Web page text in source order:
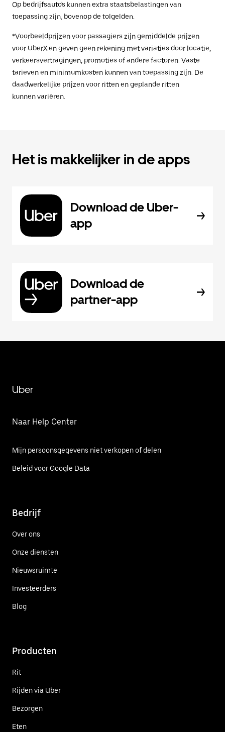
Op bedrijfsauto's kunnen extra staatsbelastingen van
toepassing zijn, bovenop de tolgelden.
*Voorbeeldprijzen voor passagiers zijn gemiddelde prijzen
voor UberX en geven geen rekening met variaties door locatie,
verkeersvertragingen, promoties of andere factoren. Vaste
tarieven en minimumkosten kunnen van toepassing zijn. De
daadwerkelijke prijzen voor ritten en geplande ritten
kunnen variëren.
Het is makkelijker in de apps
Download de Uber-
app
Download de
partner-app
Uber
Naar Help Center
Mijn persoonsgegevens niet verkopen of delen
Beleid voor Google Data
Bedrijf
Over ons
Onze diensten
Nieuwsruimte
Investeerders
Blog
Producten
Rit
Rijden via Uber
Bezorgen
Eten